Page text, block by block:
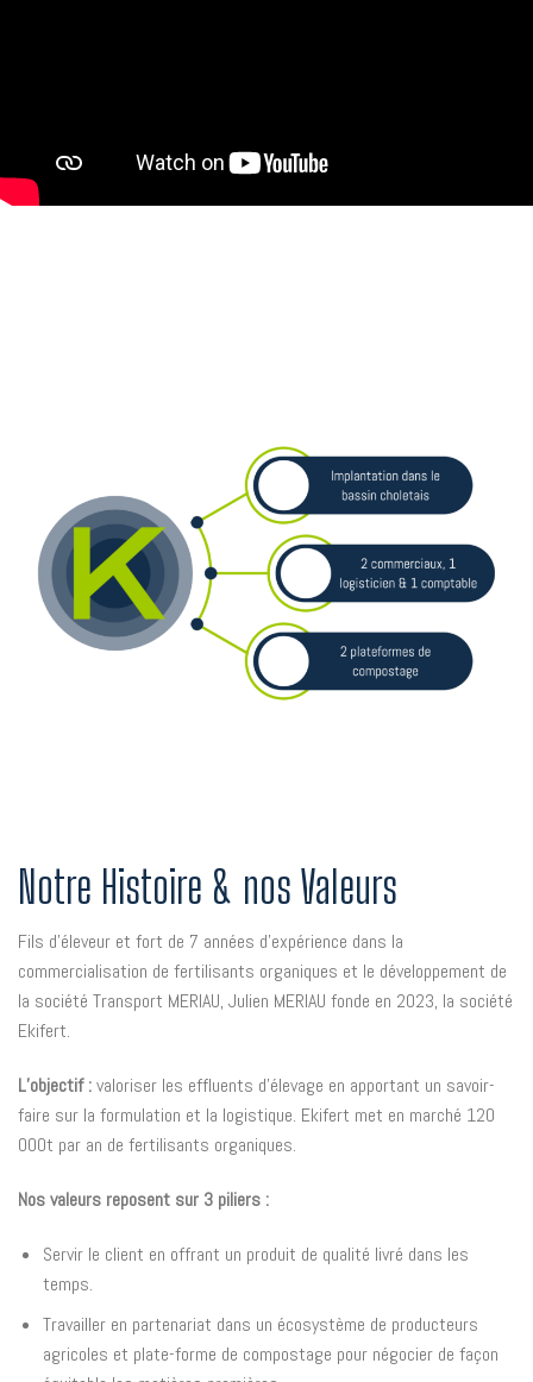
Notre Histoire & nos Valeurs
Fils d’éleveur et fort de 7 années d’expérience dans la
commercialisation de fertilisants organiques et le développement de
la société Transport MERIAU, Julien MERIAU fonde en 2023, la société
Ekifert.
L’objectif :valoriser les effluents d’élevage en apportant un savoir-
faire sur la formulation et la logistique. Ekifert met en marché 120
000t par an de fertilisants organiques.
Nos valeurs reposent sur 3 piliers :
Servir le client en offrant un produit de qualité livré dans les
temps.
Travailler en partenariat dans un écosystème de producteurs
agricoles et plate-forme de compostage pour négocier de façon